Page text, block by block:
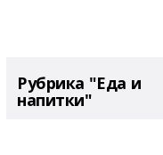
Рубрика "Еда и
напитки"